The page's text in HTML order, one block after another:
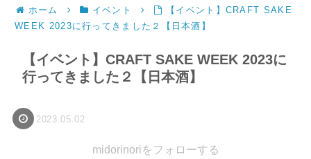
ホーム イベント
【イベント】CRAFT SAKE
WEEK 2023に行ってきました２【日本酒】
【イベント】CRAFT SAKE WEEK 2023に
行ってきました２【日本酒】
2023.05.02
midorinoriをフォローする